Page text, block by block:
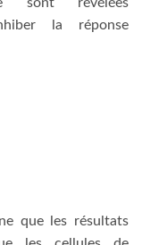
la réponse
que les résultats